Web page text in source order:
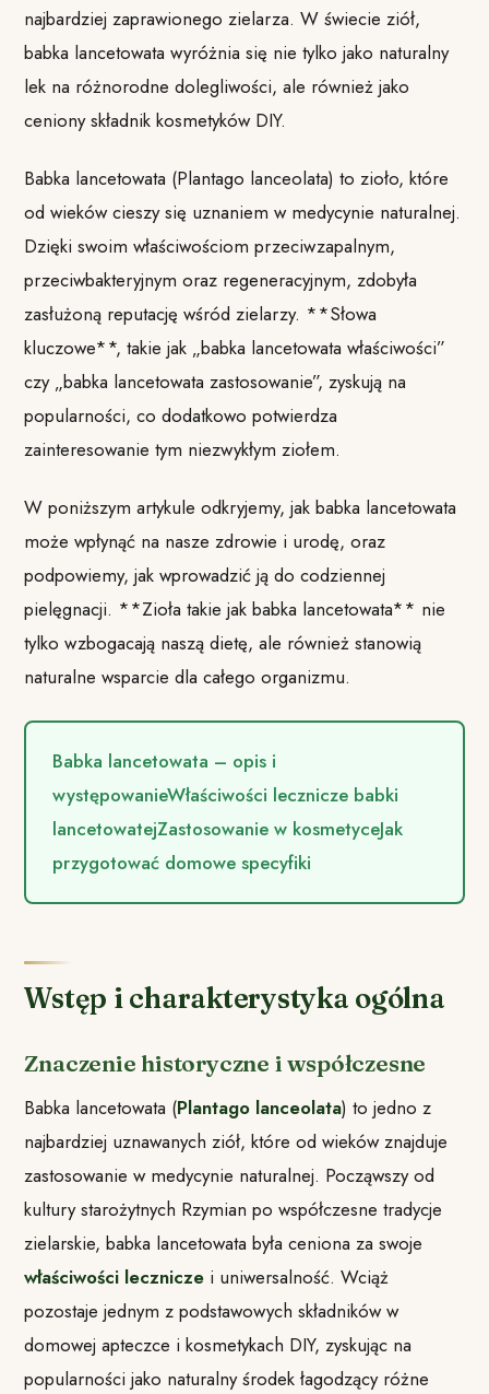
najbardziej zaprawionego zielarza. W świecie ziół,
babka lancetowata wyróżnia się nie tylko jako naturalny
lek na różnorodne dolegliwości, ale również jako
ceniony składnik kosmetyków DIY.
Babka lancetowata (Plantago lanceolata) to zioło, które
od wieków cieszy się uznaniem w medycynie naturalnej.
Dzięki swoim właściwościom przeciwzapalnym,
przeciwbakteryjnym oraz regeneracyjnym, zdobyła
zasłużoną reputację wśród zielarzy. **Słowa
kluczowe**, takie jak „babka lancetowata właściwości”
czy „babka lancetowata zastosowanie”, zyskują na
popularności, co dodatkowo potwierdza
zainteresowanie tym niezwykłym ziołem.
W poniższym artykule odkryjemy, jak babka lancetowata
może wpłynąć na nasze zdrowie i urodę, oraz
podpowiemy, jak wprowadzić ją do codziennej
pielęgnacji. **Zioła takie jak babka lancetowata** nie
tylko wzbogacają naszą dietę, ale również stanowią
naturalne wsparcie dla całego organizmu.
Babka lancetowata – opis i
występowanieWłaściwości lecznicze babki
lancetowatejZastosowanie w kosmetyceJak
przygotować domowe specyfiki
Wstęp i charakterystyka ogólna
Znaczenie historyczne i współczesne
Babka lancetowata (Plantago lanceolata) to jedno z
najbardziej uznawanych ziół, które od wieków znajduje
zastosowanie w medycynie naturalnej. Począwszy od
kultury starożytnych Rzymian po współczesne tradycje
zielarskie, babka lancetowata była ceniona za swoje
właściwości lecznicze i uniwersalność. Wciąż
pozostaje jednym z podstawowych składników w
domowej apteczce i kosmetykach DIY, zyskując na
popularności jako naturalny środek łagodzący różne